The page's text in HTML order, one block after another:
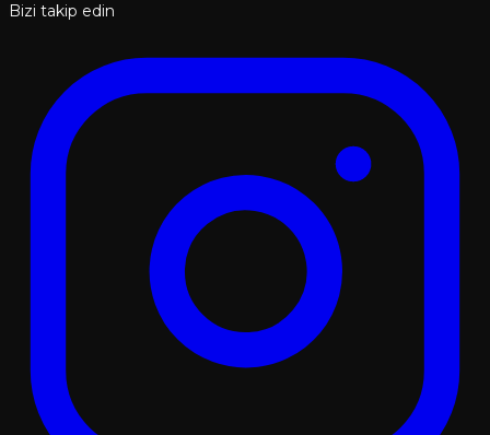
Bizi takip edin